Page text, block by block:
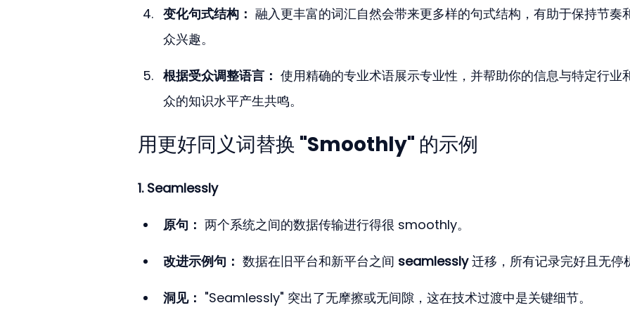
变化句式结构： 融入更丰富的词汇自然会带来更多样的句式结构，有助于保持节奏
众兴趣。
根据受众调整语言： 使用精确的专业术语展示专业性，并帮助你的信息与特定行业
众的知识水平产生共鸣。
用更好同义词替换 "Smoothly" 的示例
1. Seamlessly
原句： 两个系统之间的数据传输进行得很 smoothly。
改进示例句： 数据在旧平台和新平台之间 seamlessly 迁移，所有记录完好且无停
洞见： "Seamlessly" 突出了无摩擦或无间隙，这在技术过渡中是关键细节。